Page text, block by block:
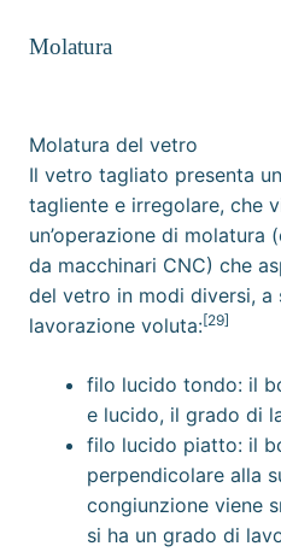
Molatura
Molatura del vetro
Il vetro tagliato presenta
tagliente e irregolare, che
un’operazione di molatura
da macchinari CNC) che
del vetro in modi diversi, a
lavorazione voluta:[29]
filo lucido tondo: il
e lucido, il grado di
filo lucido piatto: il
perpendicolare alla
congiunzione viene
si ha un grado di